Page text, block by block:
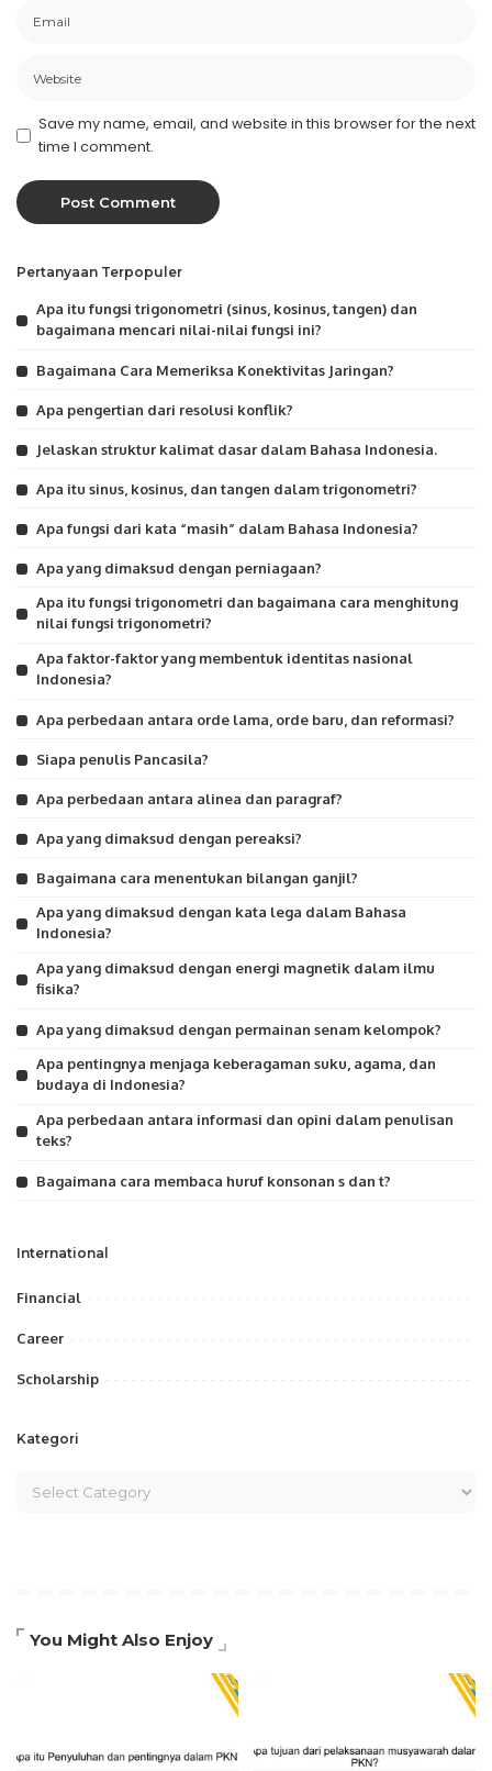
Save my name, email, and website in this browser for the next
time I comment.
Pertanyaan Terpopuler
Apa itu fungsi trigonometri (sinus, kosinus, tangen) dan
bagaimana mencari nilai-nilai fungsi ini?
Bagaimana Cara Memeriksa Konektivitas Jaringan?
Apa pengertian dari resolusi konflik?
Jelaskan struktur kalimat dasar dalam Bahasa Indonesia.
Apa itu sinus, kosinus, dan tangen dalam trigonometri?
Apa fungsi dari kata “masih” dalam Bahasa Indonesia?
Apa yang dimaksud dengan perniagaan?
Apa itu fungsi trigonometri dan bagaimana cara menghitung
nilai fungsi trigonometri?
Apa faktor-faktor yang membentuk identitas nasional
Indonesia?
Apa perbedaan antara orde lama, orde baru, dan reformasi?
Siapa penulis Pancasila?
Apa perbedaan antara alinea dan paragraf?
Apa yang dimaksud dengan pereaksi?
Bagaimana cara menentukan bilangan ganjil?
Apa yang dimaksud dengan kata lega dalam Bahasa
Indonesia?
Apa yang dimaksud dengan energi magnetik dalam ilmu
fisika?
Apa yang dimaksud dengan permainan senam kelompok?
Apa pentingnya menjaga keberagaman suku, agama, dan
budaya di Indonesia?
Apa perbedaan antara informasi dan opini dalam penulisan
teks?
Bagaimana cara membaca huruf konsonan s dan t?
International
Financial
Career
Scholarship
Kategori
You Might Also Enjoy